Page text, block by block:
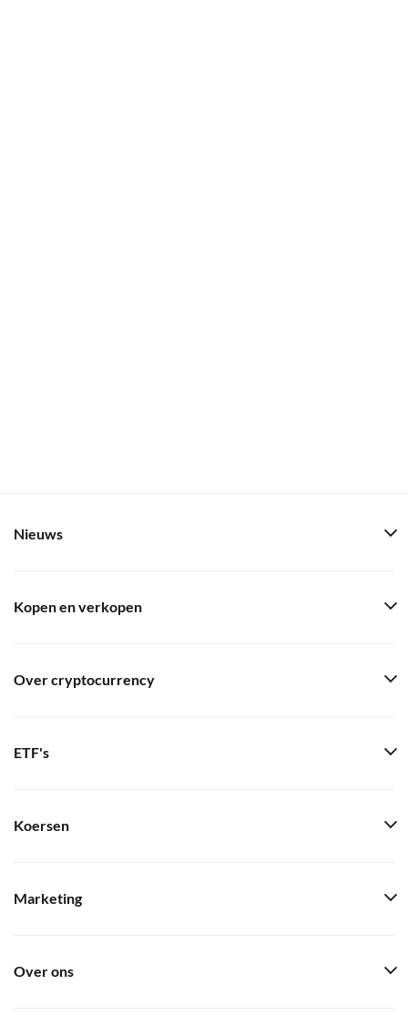
Nieuws
Kopen en verkopen
Over cryptocurrency
ETF's
Koersen
Marketing
Over ons